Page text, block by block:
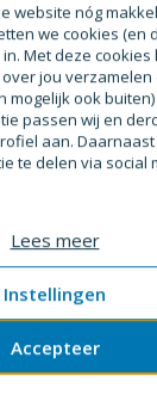
draairamen
website nóg
we cookies (en
Met deze cookies
jou verzamelen
mogelijk ook
passen wij en
aan.
te delen via social
Accepteer
Instellingen
Lees meer